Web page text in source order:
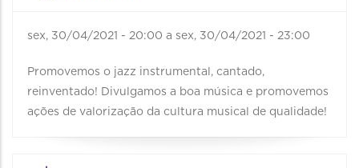
sex, 30/04/2021 - 20:00 a sex, 30/04/2021 - 23:00
Promovemos o jazz instrumental, cantado,
reinventado! Divulgamos a boa música e promovemos
ações de valorização da cultura musical de qualidade!